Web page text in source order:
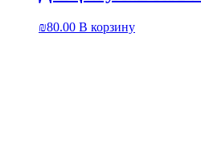
₪80.00 В корзину